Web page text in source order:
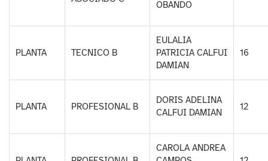
OBANDO
PLANTA TECNICO B
EULALIA
PATRICIA CALFUI
DAMIAN
16
PLANTA PROFESIONAL B
DORIS ADELINA
CALFUI DAMIAN
12
CAROLA ANDREA